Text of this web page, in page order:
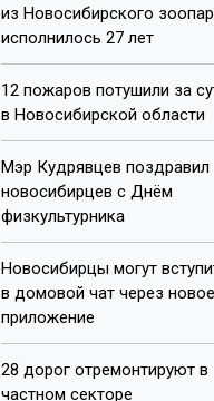
из Новосибирского
исполнилось 27 лет
12 пожаров потушили за
в Новосибирской области
Мэр Кудрявцев поздравил
новосибирцев с Днём
физкультурника
Новосибирцы могут
в домовой чат через новое
приложение
28 дорог отремонтируют в
частном секторе